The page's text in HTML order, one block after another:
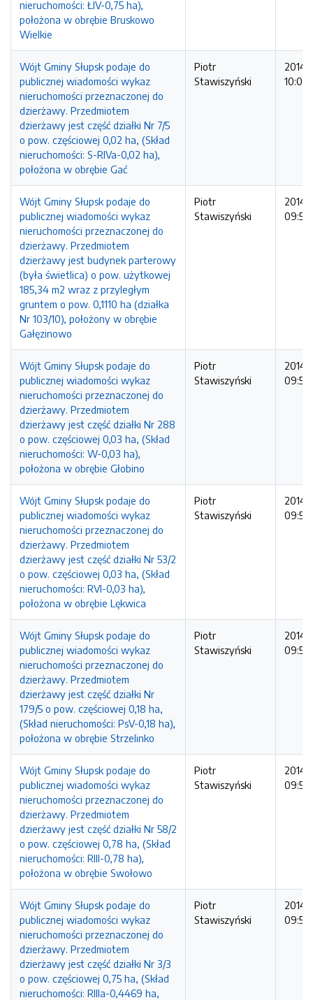
nieruchomości: ŁIV-0,75 ha),
położona w obrębie Bruskowo
Wielkie
Wójt Gminy Słupsk podaje do
publicznej wiadomości wykaz
nieruchomości przeznaczonej do
dzierżawy. Przedmiotem
dzierżawy jest część działki Nr 7/5
o pow. częściowej 0,02 ha, (Skład
nieruchomości: S-RIVa-0,02 ha),
położona w obrębie Gać
Piotr
Stawiszyński
2014-
Wójt Gminy Słupsk podaje do
publicznej wiadomości wykaz
nieruchomości przeznaczonej do
dzierżawy. Przedmiotem
dzierżawy jest budynek parterowy
(była świetlica) o pow. użytkowej
185,34 m2 wraz z przyległym
gruntem o pow. 0,1110 ha (działka
Nr 103/10), położony w obrębie
Gałęzinowo
Piotr
Stawiszyński
2014-
Wójt Gminy Słupsk podaje do
publicznej wiadomości wykaz
nieruchomości przeznaczonej do
dzierżawy. Przedmiotem
dzierżawy jest część działki Nr 288
o pow. częściowej 0,03 ha, (Skład
nieruchomości: W-0,03 ha),
położona w obrębie Głobino
Piotr
Stawiszyński
2014-
Wójt Gminy Słupsk podaje do
publicznej wiadomości wykaz
nieruchomości przeznaczonej do
dzierżawy. Przedmiotem
dzierżawy jest część działki Nr 53/2
o pow. częściowej 0,03 ha, (Skład
nieruchomości: RVI-0,03 ha),
położona w obrębie Lękwica
Piotr
Stawiszyński
2014-
Wójt Gminy Słupsk podaje do
publicznej wiadomości wykaz
nieruchomości przeznaczonej do
dzierżawy. Przedmiotem
dzierżawy jest część działki Nr
179/5 o pow. częściowej 0,18 ha,
(Skład nieruchomości: PsV-0,18 ha),
położona w obrębie Strzelinko
Piotr
Stawiszyński
2014-
Wójt Gminy Słupsk podaje do
publicznej wiadomości wykaz
nieruchomości przeznaczonej do
dzierżawy. Przedmiotem
dzierżawy jest część działki Nr 58/2
o pow. częściowej 0,78 ha, (Skład
nieruchomości: RIII-0,78 ha),
położona w obrębie Swołowo
Piotr
Stawiszyński
2014-
Wójt Gminy Słupsk podaje do
publicznej wiadomości wykaz
nieruchomości przeznaczonej do
dzierżawy. Przedmiotem
dzierżawy jest część działki Nr 3/3
o pow. częściowej 0,75 ha, (Skład
nieruchomości: RIIIa-0,4469 ha,
Piotr
Stawiszyński
2014-